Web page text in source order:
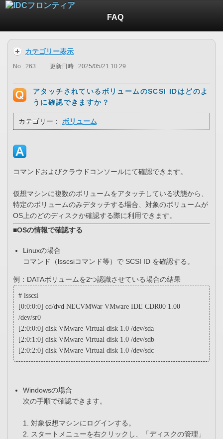
FAQ
カテゴリー表示
No : 263 更新日時 : 2025/05/21 10:29
アタッチされているボリュームのSCSI IDはどのよ
うに確認できますか？
カテゴリー： ボリューム
コマンドおよびクラウドコンソールにて確認できます。
仮想マシンに複数のボリュームをアタッチしている状態から、
特定のボリュームのみデタッチする場合、対象のボリュームが
OS上のどのディスクか確認する際に利用できます。
■OSの情報で確認する
Linuxの場合
コマンド（lsscsiコマンド等）で SCSI ID を確認する。
例：DATAボリュームを2つ認識させている場合の結果
# lsscsi
[0:0:0:0] cd/dvd NECVMWar VMware IDE CDR00 1.00
/dev/sr0
[2:0:0:0] disk VMware Virtual disk 1.0 /dev/sda
[2:0:1:0] disk VMware Virtual disk 1.0 /dev/sdb
[2:0:2:0] disk VMware Virtual disk 1.0 /dev/sdc
Windowsの場合
次の手順で確認できます。
1. 対象仮想マシンにログインする。
2. スタートメニューを右クリックし、「ディスクの管理」